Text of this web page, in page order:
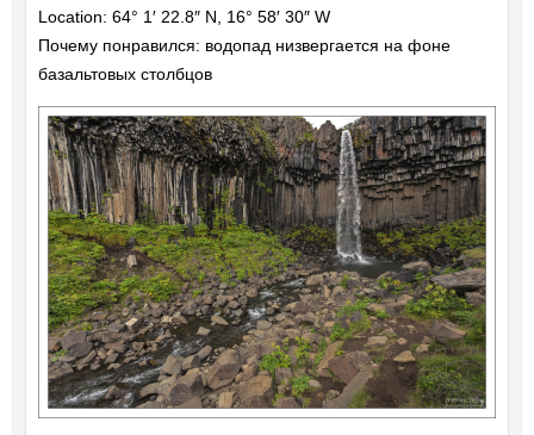
Location: 64° 1′ 22.8″ N, 16° 58′ 30″ W
Почему понравился: водопад низвергается на фоне
базальтовых столбцов